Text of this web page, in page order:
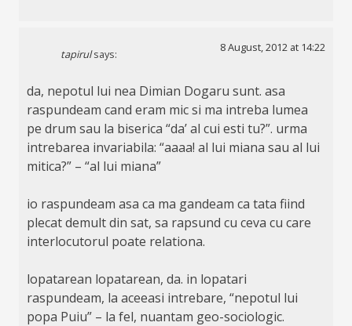
tapirul says:
8 August, 2012 at 14:22
da, nepotul lui nea Dimian Dogaru sunt. asa
raspundeam cand eram mic si ma intreba lumea
pe drum sau la biserica “da’ al cui esti tu?”. urma
intrebarea invariabila: “aaaa! al lui miana sau al lui
mitica?” – “al lui miana”
io raspundeam asa ca ma gandeam ca tata fiind
plecat demult din sat, sa rapsund cu ceva cu care
interlocutorul poate relationa.
lopatarean lopatarean, da. in lopatari
raspundeam, la aceeasi intrebare, “nepotul lui
popa Puiu” – la fel, nuantam geo-sociologic.